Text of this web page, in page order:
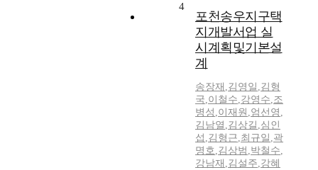
4
포천송우지구택
지개발서업 실
시계획및기본설
계
송장재 ,김영일 ,김형
국,이철수,강영수,조
병성 ,이재원 ,엄선영 ,
김남열 ,김상길 ,심인
섭 ,김형근,최규일 ,곽
명호,김상범 ,박철수,
강남재 ,김설주,강혜